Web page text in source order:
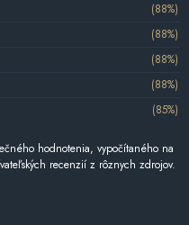
(88%)
(88%)
(88%)
(88%)
(85%)
hodnotenia, vypočítaného na
recenzií z rôznych zdrojov.